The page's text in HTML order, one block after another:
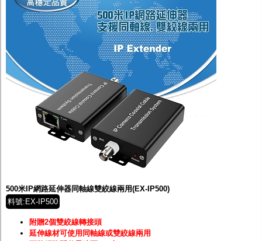
500米IP網路延伸器同軸線雙絞線兩用(EX-IP500)
料號:EX-IP500
附贈2個雙絞線轉接頭
延伸線材可使用同軸線或雙絞線兩用